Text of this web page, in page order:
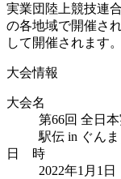
実業団陸上競技連
の各地域で開催さ
して開催されます。
大会情報
大会名
第66回 全日
駅伝 in ぐんま
日 時
2022年1月1